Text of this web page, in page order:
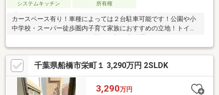
システムキッチン
所有権
カースペース有り！車種によっては２台駐車可能です！公園や小
中学校・スーパー徒歩圏内子育て家族におすすめの立地！トイレ
千葉県船橋市栄町１ 3,290万円 2SLDK
3,290万円